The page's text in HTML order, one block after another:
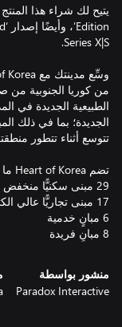
من كوريا الجنوبية من
الجديدة؛ بما في ذلك
8 مبانٍ فريدة
منشور بواسطة
Paradox Interactive